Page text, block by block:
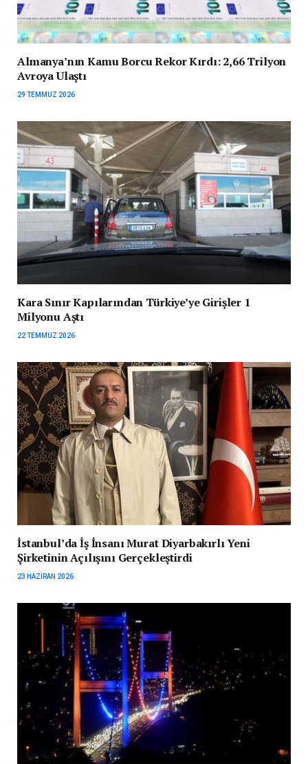
Almanya’nın Kamu Borcu Rekor Kırdı: 2,66 Trilyon
Avroya Ulaştı
29 TEMMUZ 2026
Kara Sınır Kapılarından Türkiye’ye Girişler 1
Milyonu Aştı
22 TEMMUZ 2026
İstanbul’da İş İnsanı Murat Diyarbakırlı Yeni
Şirketinin Açılışını Gerçekleştirdi
23 HAZIRAN 2026